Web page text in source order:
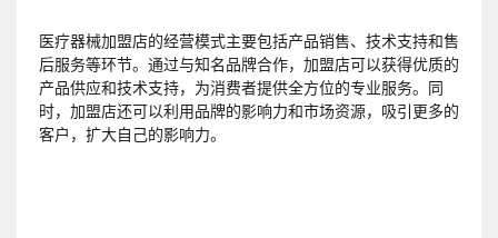
医疗器械加盟店的经营模式主要包括产品销售、技术支持和售
后服务等环节。通过与知名品牌合作，加盟店可以获得优质的
产品供应和技术支持，为消费者提供全方位的专业服务。同
时，加盟店还可以利用品牌的影响力和市场资源，吸引更多的
客户，扩大自己的影响力。